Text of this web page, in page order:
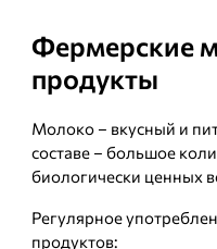
Фермерские
продукты
Молоко – вкусный и
составе – большое
биологически ценных
Регулярное
продуктов: